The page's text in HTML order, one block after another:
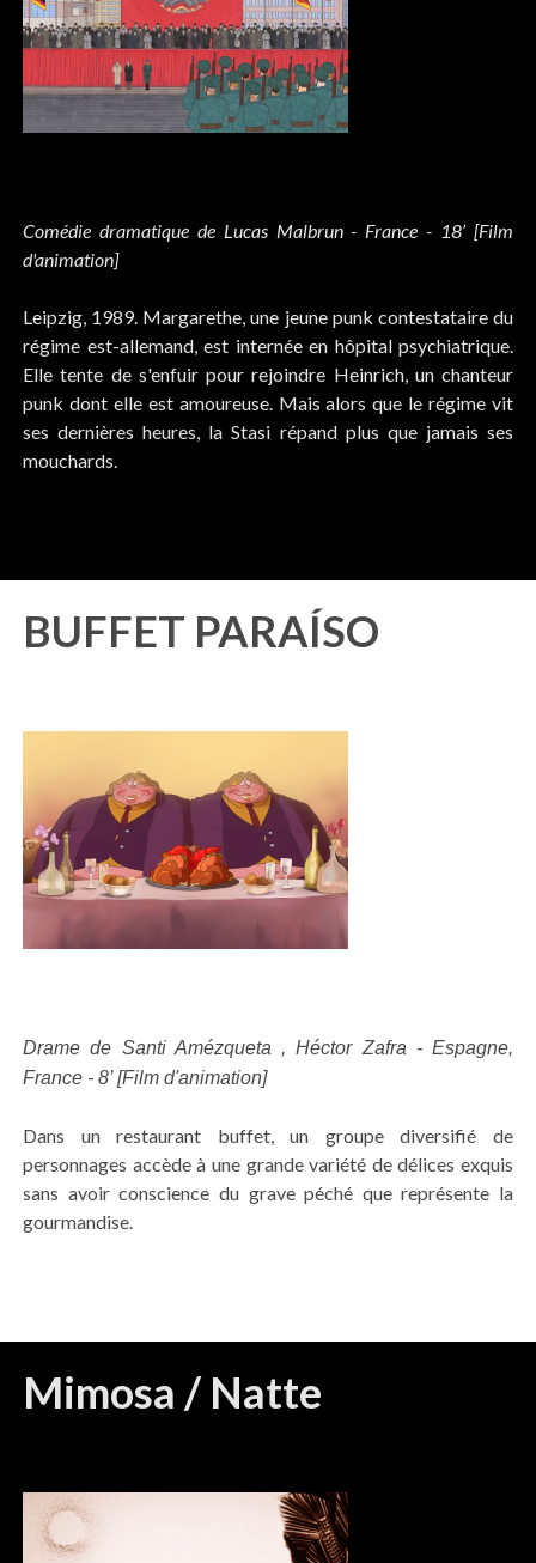
Comédie dramatique de Lucas Malbrun - France - 18’ [Film
d'animation]
Leipzig, 1989. Margarethe, une jeune punk contestataire du
régime est-allemand, est internée en hôpital psychiatrique.
Elle tente de s'enfuir pour rejoindre Heinrich, un chanteur
punk dont elle est amoureuse. Mais alors que le régime vit
ses dernières heures, la Stasi répand plus que jamais ses
mouchards.
BUFFET PARAÍSO
Drame de Santi Amézqueta , Héctor Zafra - Espagne,
France - 8’ [Film d'animation]
Dans un restaurant buffet, un groupe diversifié de
personnages accède à une grande variété de délices exquis
sans avoir conscience du grave péché que représente la
gourmandise.
Mimosa / Natte